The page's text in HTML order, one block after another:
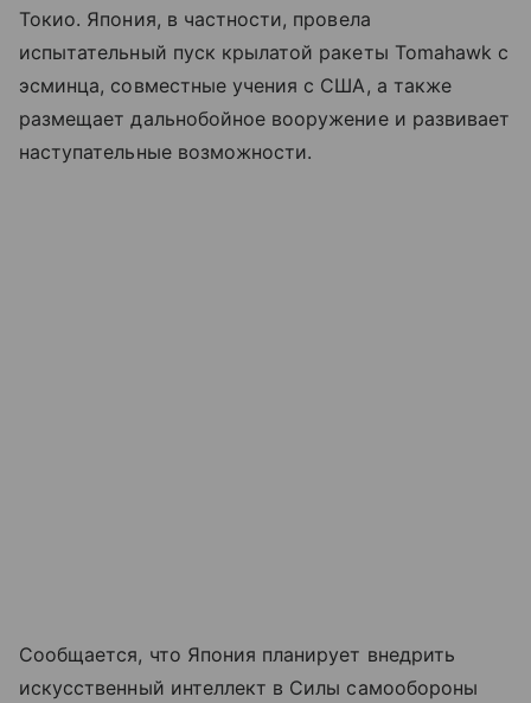
Токио. Япония, в частности, провела
испытательный пуск крылатой ракеты Tomahawk с
эсминца, совместные учения с США, а также
размещает дальнобойное вооружение и развивает
наступательные возможности.
Сообщается, что Япония планирует внедрить
искусственный интеллект в Силы самообороны